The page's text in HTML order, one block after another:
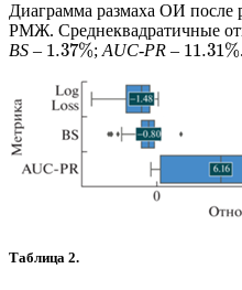
Диаграмма размаха ОИ после
РМЖ. Среднеквадратичные
BS – 1.37%;AUC-PR – 11.31%.
Таблица 2.